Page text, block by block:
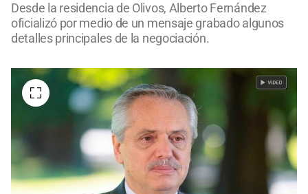
Desde la residencia de Olivos, Alberto Fernández
oficializó por medio de un mensaje grabado algunos
detalles principales de la negociación.